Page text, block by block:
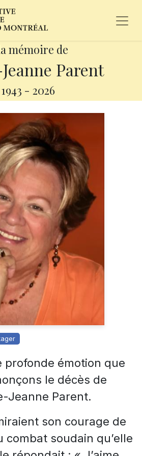
mémoire de
Parent
1943 - 2026
profonde émotion que
le décès de
Jeanne Parent.
son courage de
combat soudain qu’elle